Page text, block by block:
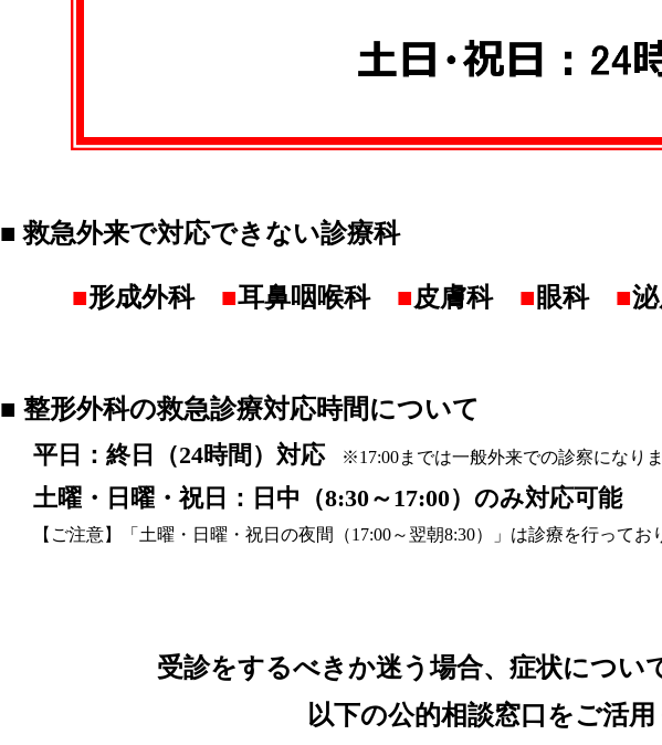
■ 救急外来で対応できない診療科
■形成外科■耳鼻咽喉科■皮膚科■ 眼科■
■ 整形外科の救急診療対応時間について
平日：終日（24時間）対応 ※17:00までは一般外来での診察になり
土曜・日曜・祝日：日中（8:30～17:00）のみ対応可能
【ご注意】「土曜・日曜・祝日の夜間（17:00～翌朝8:30）」は診療を行ってお
受診をするべきか迷う場合、症状につい
以下の公的相談窓口をご活